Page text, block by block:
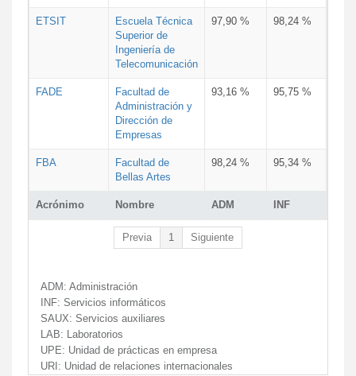
Acrónimo Nombre ADM INF
ETSIT
Escuela Técnica
Superior de
Ingeniería de
Telecomunicación
97,90 % 98,24 %
FADE
Facultad de
Administración y
Dirección de
Empresas
93,16 % 95,75 %
FBA
Facultad de
Bellas Artes
98,24 % 95,34 %
Previa 1 Siguiente
ADM: Administración
INF: Servicios informáticos
SAUX: Servicios auxiliares
LAB: Laboratorios
UPE: Unidad de prácticas en empresa
URI: Unidad de relaciones internacionales